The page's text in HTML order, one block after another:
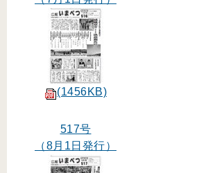
(1456KB)
517号
（8月1日発行）